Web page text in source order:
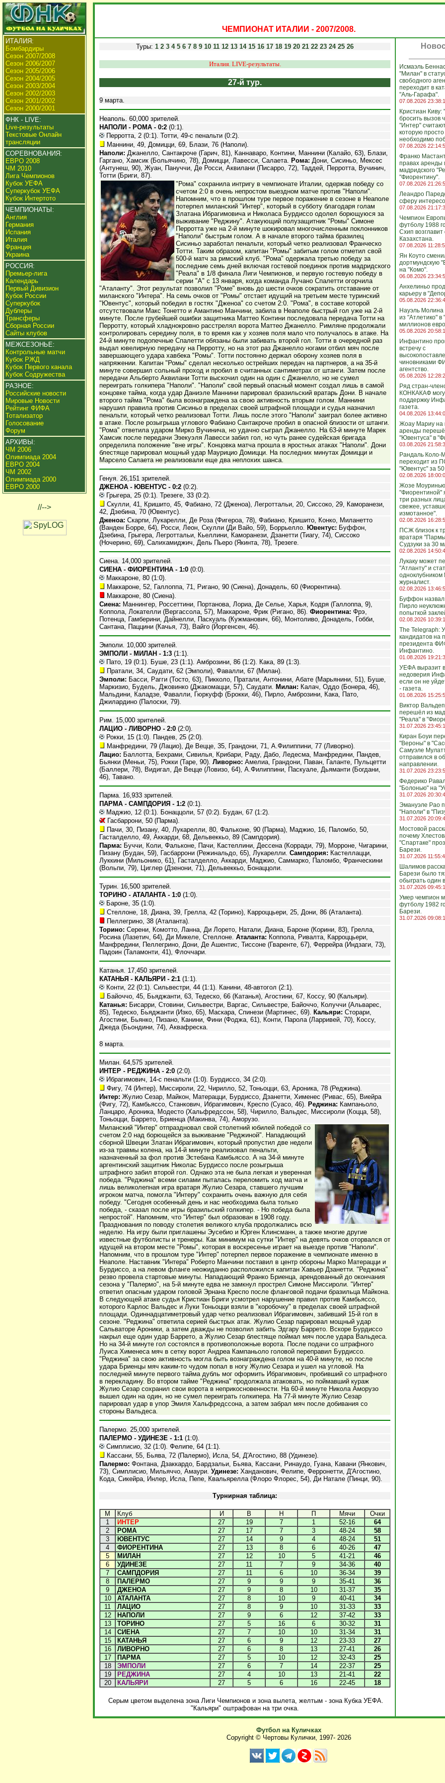
ИТАЛИЯ:
Бомбардиры
Сезон 2007/2008
Сезон 2006/2007
Сезон 2005/2006
Сезон 2004/2005
Сезон 2003/2004
Сезон 2002/2003
Сезон 2001/2002
Сезон 2000/2001
ФНК - LIVE:
Live-результаты
Текстовые Онлайн
трансляции
СОРЕВНОВАНИЯ:
ЕВРО 2008
ЧМ 2010
Лига Чемпионов
Кубок УЕФА
Суперкубок УЕФА
Кубок Интертото
ЧЕМПИОНАТЫ:
Англия
Германия
Испания
Италия
Франция
Украина
РОССИЯ:
Премьер-лига
Календарь
Первый Дивизион
Кубок России
Суперкубок
Дублеры
Трансферы
Сборная России
Сайты клубов
МЕЖСЕЗОНЬЕ:
Контрольные матчи
Кубок РЖД
Кубок Первого канала
Кубок Содружества
РАЗНОЕ:
Российские новости
Мировые Новости
Рейтинг ФИФА
Тотализатор
Голосование
Форум
АРХИВЫ:
ЧМ 2006
Олимпиада 2004
ЕВРО 2004
ЧМ 2002
Олимпиада 2000
ЕВРО 2000
//-->
ЧЕМПИОНАТ ИТАЛИИ - 2007/2008.
Туры: 1 2 3 4 5 6 7 8 9 10 11 12 13 14 15 16 17 18 19 20 21 22 23 24 25 26
Италия. LIVE-результаты.
27-й тур.
9 марта.
Неаполь. 60,000 зрителей.
НАПОЛИ - РОМА - 0:2 (0:1).
Перротта, 2 (0:1). Тотти, 49-с пенальти (0:2).
Маннини, 49, Домицци, 69, Блази, 76 (Наполи).
Наполи: Джанелло, Сантакроче (Гарич, 81), Каннаваро, Контини, Маннини (Калайо, 63), Блази,
Гаргано, Хамсик (Больячино, 78), Домицци, Лавесси, Салаета. Рома: Дони, Сисиньо, Мексес
(Антунеш, 90), Жуан, Пануччи, Де Росси, Аквилани (Писарро, 72), Таддей, Перротта, Вучинич,
Тотти (Бриги, 87).
"Рома" сохранила интригу в чемпионате Италии, одержав победу со
счетом 2:0 в очень непростом выездном матче против "Наполи".
Напомним, что в прошлом туре первое поражение в сезоне в Неаполе
потерпел миланский "Интер", который в субботу благодаря голам
Златана Ибрагимовича и Николаса Бурдиссо одолел борющуюся за
выживание "Реджину". Атакующий полузащитник "Ромы" Симоне
Перротта уже на 2-й минуте шокировал многочисленным поклонников
"Наполи" быстрым голом. А в начале второго тайма бразилец
Сисиньо заработал пенальти, который четко реализовал Франческо
Тотти. Таким образом, капитан "Ромы" забитым голом отметил свой
500-й матч за римский клуб. "Рома" одержала третью победу за
последние семь дней включая гостевой поединок против мадридского
"Реала" в 1/8 финала Лиги Чемпионов, и первую гостевую победу в
серии "А" с 13 января, когда команда Лучано Спалетти огорчила
"Аталанту". Этот результат позволил "Роме" вновь до шести очков сократить отставание от
миланского "Интера". На семь очков от "Ромы" отстает идущий на третьем месте туринский
"Ювентус", который победил в гостях "Дженоа" со счетом 2:0. "Рома", в составе которой
отсутствовали Макс Тонетто и Амантино Манчини, забила в Неаполе быстрый гол уже на 2-й
минуте. После грубейшей ошибки защитника Маттео Контини последовала передача Тотти на
Перротту, который хладнокровно расстрелял ворота Маттео Джанелло. Римляне продолжали
контролировать середину поля, в то время как у хозяев поля мало что получалось в атаке. На
24-й минуте подопечные Спалетти обязаны были забивать второй гол. Тотти в очередной раз
выдал ювелирную передачу на Перротту, но на этот раз Джанелло ногами отбил мяч после
завершающего удара хавбека "Ромы". Тотти постоянно держал оборону хозяев поля в
напряжении. Капитан "Ромы" сделал несколько острейших передач на партнеров, а на 35-й
минуте совершил сольный проход и пробил в считанных сантиметрах от штанги. Затем после
передачи Альберто Аквилани Тотти выскочил один на один с Джанелло, но не сумел
переиграть голкипера "Наполи". "Наполи" свой первый опасный момент создал лишь в самой
концовке тайма, когда удар Даниэле Маннини парировал бразильский вратарь Дони. В начале
второго тайма "Рома" была вознаграждена за свою активность вторым голом. Маннини
нарушил правила против Сисиньо в пределах своей штрафной площади и судья назначил
пенальти, который четко реализовал Тотти. Лишь после этого "Наполи" заиграл более активно
в атаке. После розыгрыша углового Фабиано Сантакроче пробил в опасной близости от штанги.
"Рома" ответила ударом Мирко Вучинича, но удачно сыграл Джанелло. На 63-й минуте Марек
Хамсик после передачи Эзекуэля Лавесси забил гол, но чуть ранее судейская бригада
определила положение "вне игры". Концовка матча прошла в яростных атаках "Наполи". Дони
блестяще парировал мощный удар Маурицио Домицци. На последних минутах Домицци и
Марсело Салаета не реализовали еще два неплохих шанса.
Генуя. 26,151 зрителей.
ДЖЕНОА - ЮВЕНТУС - 0:2 (0:2).
Грыгера, 25 (0:1). Трезеге, 33 (0:2).
Скулли, 41, Кришито, 45, Фабиано, 72 (Дженоа), Легроттальи, 20, Сиссоко, 29, Каморанези,
42, Дзебина, 70 (Ювентус).
Дженоа: Скарпи, Лукарелли, Де Роза (Фигероа, 78), Фабиано, Кришито, Конко, Миланетто
(Ванден Борре, 64), Росси, Леон, Скулли (Ди Вайо, 59), Боррьелло. Ювентус: Буффон,
Дзебина, Грыгера, Легроттальи, Кьеллини, Каморанези, Дзанетти (Тиагу, 74), Сиссоко
(Ночерино, 69), Салихамиджич, Дель Пьеро (Якинта, 78), Трезеге.
Сиена. 14,000 зрителей.
СИЕНА - ФИОРЕНТИНА - 1:0 (0:0).
Маккароне, 80 (1:0).
Маккароне, 52, Галлоппа, 71, Ригано, 90 (Сиена), Донадель, 60 (Фиорентина).
Маккароне, 80 (Сиена).
Сиена: Маннингер, Россеттини, Портанова, Лориа, Де Селье, Харья, Кодря (Галлоппа, 9),
Коппола, Локателли (Вергассола, 57), Маккароне, Фрик (Ригано, 86). Фиорентина: Фрэ,
Потенца, Гамберини, Дайнелли, Паскуаль (Кужманович, 66), Монтоливо, Донадель, Гобби,
Сантана, Паццини (Качья, 73), Вайго (Йоргенсен, 46).
Эмполи. 10,000 зрителей.
ЭМПОЛИ - МИЛАН - 1:3 (1:1).
Пато, 19 (0:1). Буше, 23 (1:1). Амброзини, 86 (1:2). Кака, 89 (1:3).
Пратали, 34, Саудати, 62 (Эмполи), Фавалли, 67 (Милан).
Эмполи: Басси, Рагги (Тосто, 63), Пикколо, Пратали, Антонини, Абате (Марьянини, 51), Буше,
Маркизио, Будель, Джовинко (Джакомацци, 57), Саудати. Милан: Калач, Оддо (Бонера, 46),
Мальдини, Каладзе, Фавалли, Гюркуфф (Брокки, 46), Пирло, Амброзини, Кака, Пато,
Джилардино (Палоски, 79).
Рим. 15,000 зрителей.
ЛАЦИО - ЛИВОРНО - 2:0 (2:0).
Рокки, 15 (1:0). Пандев, 25 (2:0).
Манфредини, 79 (Лацио), Де Вецце, 35, Грандони, 71, А.Филиппини, 77 (Ливорно).
Лацио: Баллотта, Бехрами, Сивилья, Крибари, Раду, Дабо, Ледесма, Манфредини, Пандев,
Бьянки (Меньи, 75), Рокки (Таре, 90). Ливорно: Амелиа, Грандони, Паван, Галанте, Пульцетти
(Баллери, 78), Видигал, Де Вецце (Ловизо, 64), А.Филиппини, Паскуале, Дьяманти (Богдани,
46), Тавано.
Парма. 16,933 зрителей.
ПАРМА - САМПДОРИЯ - 1:2 (0:1).
Маджио, 12 (0:1). Бонаццоли, 57 (0:2). Будан, 67 (1:2).
Гасбаррони, 50 (Парма).
Пачи, 30, Пизану, 40, Лукарелли, 80, Фальконе, 90 (Парма), Маджио, 16, Паломбо, 50,
Гасталделло, 49, Аккарди, 68, Дельвеккьо, 89 (Сампдория).
Парма: Буччи, Коли, Фальконе, Пачи, Кастеллини, Дессена (Корради, 79), Морроне, Чигарини,
Пизану (Будан, 59), Гасбаррони (Режинальдо, 65), Лукарелли. Сампдория: Кастеллацци,
Луккини (Мильонико, 61), Гасталделло, Аккарди, Маджио, Саммарко, Паломбо, Франческини
(Вольпи, 79), Циглер (Дзенони, 71), Дельвеккьо, Бонаццоли.
Турин. 16,500 зрителей.
ТОРИНО - АТАЛАНТА - 1:0 (1:0).
Бароне, 35 (1:0).
Стеллоне, 18, Диана, 39, Грелла, 42 (Торино), Карроццьери, 25, Дони, 86 (Аталанта).
Пеллегрино, 38 (Аталанта).
Торино: Серени, Комотто, Ланна, Ди Лорето, Натали, Диана, Бароне (Корини, 83), Грелла,
Росина (Лазетич, 64), Ди Микеле, Стеллоне. Аталанта: Коппола, Ривалта, Карроццьери,
Манфредини, Пеллегрино, Дони, Де Ашентис, Тиссоне (Гваренте, 67), Феррейра (Индзаги, 73),
Падоин (Таламонти, 41), Флоччари.
Катанья. 17,450 зрителей.
КАТАНЬЯ - КАЛЬЯРИ - 2:1 (1:1).
Конти, 22 (0:1). Сильвестри, 44 (1:1). Канини, 48-автогол (2:1).
Байоччо, 45, Бьяджанти, 63, Тедеско, 66 (Катанья), Агостини, 67, Коссу, 90 (Кальяри).
Катанья: Бисарри, Стовини, Сильвестри, Варгас, Сильвестре, Байоччо, Колуччи (Альварес,
85), Тедеско, Бьяджанти (Изко, 65), Маскара, Спинези (Мартинес, 69). Кальяри: Сторари,
Агостини, Бьянко, Пизано, Канини, Фини (Фоджа, 61), Конти, Парола (Ларривей, 70), Коссу,
Джеда (Бьондини, 74), Аквафреска.
8 марта.
Милан. 64,575 зрителей.
ИНТЕР - РЕДЖИНА - 2:0 (2:0).
Ибрагимович, 14-с пенальти (1:0). Бурдиссо, 34 (2:0).
Фигу, 74 (Интер), Миссироли, 22, Чирилло, 52, Тоньоцци, 63, Ароника, 78 (Реджина).
Интер: Жулио Сезар, Майкон, Матерацци, Бурдиссо, Дзанетти, Хименес (Ривас, 65), Виейра
(Фигу, 72), Камбьяссо, Станкович, Ибрагимович, Креспо (Суасо, 46). Реджина: Кампаньоло,
Ланцаро, Ароника, Модесто (Хальфредссон, 58), Чирилло, Вальдес, Миссироли (Коцца, 58),
Тоньоцци, Баррето, Бриенца (Макинва, 74), Аморузо.
Миланский "Интер" отпраздновал свой столетний юбилей победой со
счетом 2:0 над борющейся за выживание "Реджиной". Нападающий
сборной Швеции Златан Ибрагимович, который пропустил две недели
из-за травмы колена, на 14-й минуте реализовал пенальти,
назначенный за фол против Эстебана Камбьяссо. А на 34-й минуте
аргентинский защитник Николас Бурдиссо после розыгрыша
штрафного забил второй гол. Однако эта не была легкая и уверенная
победа. "Реджина" всеми силами пыталась переломить ход матча и
лишь великолепная игра вратаря Жулио Сезара, ставшего лучшим
игроком матча, помогла "Интеру" сохранить очень важную для себя
победу. "Сегодня особенный день и нас необходима была только
победа, - сказал после игры бразильский голкипер. - Но победа была
непростой". Напомним, что "Интер" был образован в 1908 году.
Празднования по поводу столетия великого клуба продолжались всю
неделю. На игру были приглашены Эусебио и Юрген Клинсманн, а также многие другие
известные футболисты и тренеры. Как минимум на сутки "Интер" на девять очков оторвался от
идущей на втором месте "Ромы", которая в воскресенье играет на выезде против "Наполи".
Напомним, что в прошлом туре "Интер" потерпел первое поражение в чемпионате именно в
Неаполе. Наставник "Интера" Роберто Манчини поставил в центр обороны Марко Матерацци и
Бурдиссо, а на левом фланге неожиданно расположился капитан Хавьер Дзанетти. "Реджина"
резво провела стартовые минуты. Нападающий Франко Бриенца, арендованный до окончания
сезона у "Палермо", на 5-й минуте едва не замкнул прострел Симоне Миссироли. "Интер"
ответил опасным ударом головой Эрнана Креспо после фланговой подачи бразильца Майкона.
В следующей атаке судья Кристиан Бриги усмотрел нарушение правил против Камбьяссо,
которого Карлос Вальдес и Луки Тоньоцци взяли в "коробочку" в пределах своей штрафной
площади. Одиннадцатиметровый удар четко реализовал Ибрагимович, забивший 15-й гол в
сезоне. "Реджина" ответила серией быстрых атак. Жулио Сезар парировал мощный удар
Сальваторе Ароники, а затем дважды не позволил забить Эдгару Баррето. Вскоре Бурдиссо
накрыл еще один удар Баррето, а Жулио Сезар блестяще поймал мяч после удара Вальдеса.
Но на 34-й минуте гол состоялся в противоположные ворота. После подачи со штрафного
Луиса Хименеса мяч в сетку ворот Андреа Кампаньоло головой переправил Бурдиссо.
"Реджина" за свою активность могла быть вознаграждена голом на 40-й минуте, но после
удара Бриенцы мяч каким-то чудом попал в ногу Жулио Сезара и ушел на угловой. На
последней минуте первого тайма дубль мог оформить Ибрагимович, пробивший со штрафного
в перекладину. Во втором тайме "Реджина" продолжала атаковать, но поймавший кураж
Жулио Сезар сохранил свои ворота в неприкосновенности. На 60-й минуте Никола Аморузо
вышел один на один, но не сумел переиграть голкипера. На 77-й минуте Жулио Сезар
парировал удар в упор Эмиля Хальфредссона, а затем забрал мяч после добивания со
стороны Вальдеса.
Палермо. 25,000 зрителей.
ПАЛЕРМО - УДИНЕЗЕ - 1:1 (1:0).
Симплисио, 32 (1:0). Фелипе, 64 (1:1).
Кассани, 55, Бьява, 72 (Палермо), Исла, 54, Д'Агостино, 88 (Удинезе).
Палермо: Фонтана, Дзаккардо, Бардзальи, Бьява, Кассани, Ринаудо, Гуана, Кавани (Янкович,
73), Симплисио, Мильяччо, Амаури. Удинезе: Ханданович, Фелипе, Ферронетти, Д'Агостино,
Кода, Сикейра, Инлер, Исла, Пепе, Квальярелла (Флоро Флорес, 54), Ди Натале (Пинци, 90).
Турнирная таблица:
М Клуб И В Н П Мячи
Очки
1
ИНТЕР 27 19 7 1 52-16
64
2
РОМА 27 17 7 3 48-24
58
3
ЮВЕНТУС 27 14 9 4 48-24
51
4
ФИОРЕНТИНА 27 13 8 6 40-26
47
5
МИЛАН 27 12 10 5 41-21
46
6
УДИНЕЗЕ 27 11 7 9 34-36
40
7
САМПДОРИЯ 27 11 6 10 36-34
39
8
ПАЛЕРМО 27 9 9 9 35-41
36
9
ДЖЕНОА 27 9 8 10 31-37
35
10
АТАЛАНТА 27 8 10 9 40-41
34
11
ЛАЦИО 27 8 9 10 31-33
33
12
НАПОЛИ 27 9 6 12 37-42
33
13
ТОРИНО 27 5 16 6 30-32
31
14
СИЕНА 27 7 10 10 31-34
31
15
КАТАНЬЯ 27 6 9 12 23-33
27
16
ЛИВОРНО 27 6 8 13 27-41
26
17
ПАРМА 27 5 10 12 32-43
25
18
ЭМПОЛИ 27 6 7 14 22-37
25
19
РЕДЖИНА 27 4 10 13 21-41
22
20
КАЛЬЯРИ 27 5 6 16 22-45 18
Серым цветом выделена зона Лиги Чемпионов и зона вылета, желтым - зона Кубка УЕФА.
"Кальяри" оштрафован на три очка.
Исмаэль
"Милан" в
свободного
переходит в
"Аль-Гарафа".
07.08.2026
Кристиан Киву:
бросить вызов
"Интер"
которую просто
необходимо
07.08.2026
Франко
правах аренды
мадридского
"Фиорентину".
07.08.2026
Леандро
сферу
07.08.2026
Чемпион
футболу 1988
Схип
Казахстана.
07.08.2026
Ян Коуто
дортмундскую
на "Комо".
06.08.2026
Анхелиньо
карьеру в
05.08.2026
Науэль Молина
из "Атлетико" в
миллионов
05.08.2026
Инфантино
встречу с
чиновниками
агентство.
05.08.2026
Ряд стран-
КОНКАКАФ
поддержку
газета.
04.08.2026
Жоау Мариу на
аренды
"Ювентуса" в
03.08.2026
Рандаль Коло-
переходит из
"Ювентус" за
02.08.2026
Жозе
"Фиорентиной"
три разных
свежее,
измотанное".
02.08.2026
ПСЖ близок к
вратаря
Судзуки за 30
02.08.2026
Лукаку может
"Атланту" и
одноклубником
журналист.
02.08.2026
Буффон
Пирло
попыткой
02.08.2026
The Telegraph:
кандидатов на
президента
Инфантино.
01.08.2026
УЕФА выразит
недоверия
если он не
- газета.
01.08.2026
Виктор
перешёл из
"Реала" в
31.07.2026
Киран Боуи
"Вероны" в
Самуэле
отправился в
направлении.
31.07.2026
Федерико
"Болонью" на
31.07.2026
Эмануэле Рао
"Наполи" в
31.07.2026
Мостовой
почему
"Спартаке"
Барези.
31.07.2026
Шалимов
Барези было
обыграть один
31.07.2026
Умер чемпион
футболу 1982
Барези.
31.07.2026
Футбол на Куличках
Copyright © Чертовы Кулички, 1997- 2026